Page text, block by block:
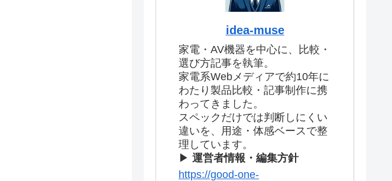
idea-muse
家電・AV機器を中心に、比較・
選び方記事を執筆。
家電系Webメディアで約10年に
わたり製品比較・記事制作に携
わってきました。
スペックだけでは判断しにくい
違いを、用途・体感ベースで整
理しています。
▶ 運営者情報・編集方針
https://good-one-